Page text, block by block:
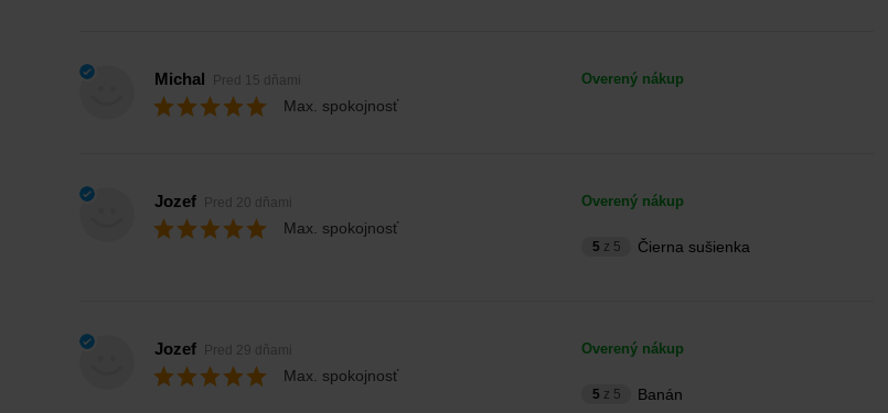
Michal Pred 15 dňami
Max. spokojnosť
Overený nákup
Jozef Pred 20 dňami
Max. spokojnosť
Overený nákup
5 z 5 Čierna sušienka
Jozef Pred 29 dňami
Max. spokojnosť
Overený nákup
5 z 5 Banán